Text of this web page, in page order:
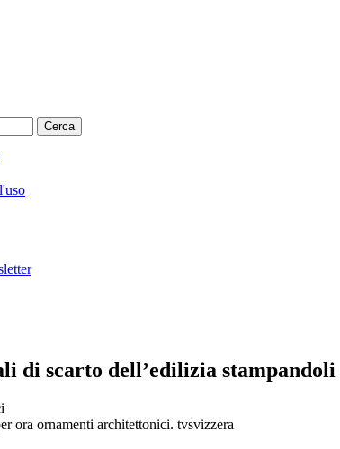
Cerca
di scarto dell’edilizia stampandoli
ora ornamenti architettonici. tvsvizzera